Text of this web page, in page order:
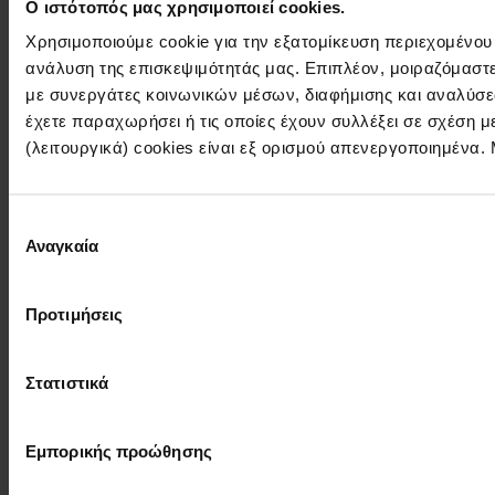
Ο ιστότοπός μας χρησιμοποιεί cookies.
Χρησιμοποιούμε cookie για την εξατομίκευση
ανάλυση της επισκεψιμότητάς μας. Επιπλέον,
με συνεργάτες κοινωνικών μέσων, διαφήμισης και
έχετε παραχωρήσει ή τις οποίες έχουν συλλέξει σε
(λειτουργικά) cookies είναι εξ ορισμού
συγκατάθεσης
Αναγκαία
Προτιμήσεις
Στατιστικά
Εμπορικής προώθησης